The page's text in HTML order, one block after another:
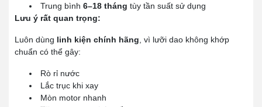
Trung bình 6–18 tháng tùy tần suất sử dụng
Lưu ý rất quan trọng:
Luôn dùng linh kiện chính hãng , vì lưỡi dao không khớp
chuẩn có thể gây:
Rò rỉ nước
Lắc trục khi xay
Mòn motor nhanh